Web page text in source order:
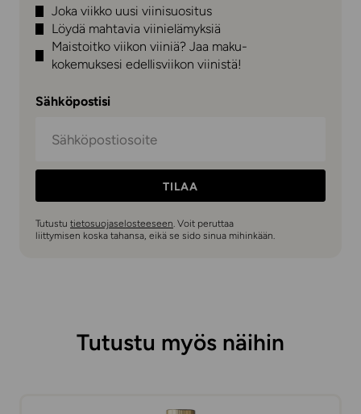
Joka viikko uusi viinisuositus
Löydä mahtavia viinielämyksiä
Maistoitko viikon viiniä? Jaa maku-
kokemuksesi edellisviikon viinistä!
Sähköpostisi
TILAA
Tutustu tietosuojaselosteeseen. Voit peruttaa
liittymisen koska tahansa, eikä se sido sinua mihinkään.
Tutustu myös näihin